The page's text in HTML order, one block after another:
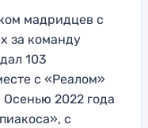
мадридцев с
за команду
103
с «Реалом»
2022 года
с